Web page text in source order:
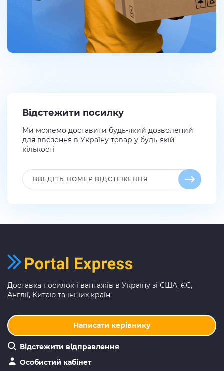
Відстежити посилку
Ми можемо доставити будь-який дозволений
для ввезення в Україну товар у будь-якій
кількості
Доставка посилок і вантажів в Україну зі США, ЄС,
Англії, Китаю та інших країн.
Написати керівнику
Відстежити відправлення
Особистий кабінет